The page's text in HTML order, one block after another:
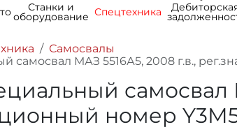
Станки и
оборудование Спецтехника
Самосвалы
самосвал МАЗ 5516А5, 2008 г.в.,
самосвал
номер